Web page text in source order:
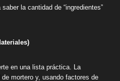
la cantidad de “ingredientes”
en una lista práctica. La
mortero y, usando factores de